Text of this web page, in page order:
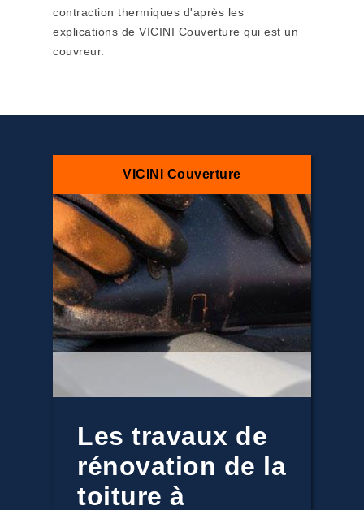
contraction thermiques d'après les
explications de VICINI Couverture qui est un
couvreur.
VICINI Couverture
Les travaux de
rénovation de la
toiture à